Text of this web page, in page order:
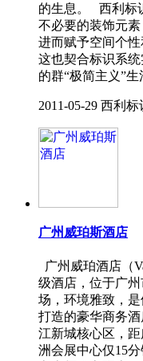
的生息。 西利标
不必要的装饰元
进而赋予空间个
这也契合标识系
的群“极简主义”生
2011-05-29 西利标
广州威珀斯酒店
广州威珀酒店（
级酒店，位于广
场，环境雅致，
打造的豪华商务
江新城核心区，
洲会展中心仅15